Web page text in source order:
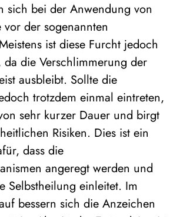
sich bei der Anwendung von
der sogenannten
ist diese Furcht jedoch
die Verschlimmerung der
ausbleibt. Sollte die
trotzdem einmal eintreten,
sehr kurzer Dauer und birgt
Risiken. Dies ist ein
dass die
angeregt werden und
Selbstheilung einleitet. Im
bessern sich die Anzeichen